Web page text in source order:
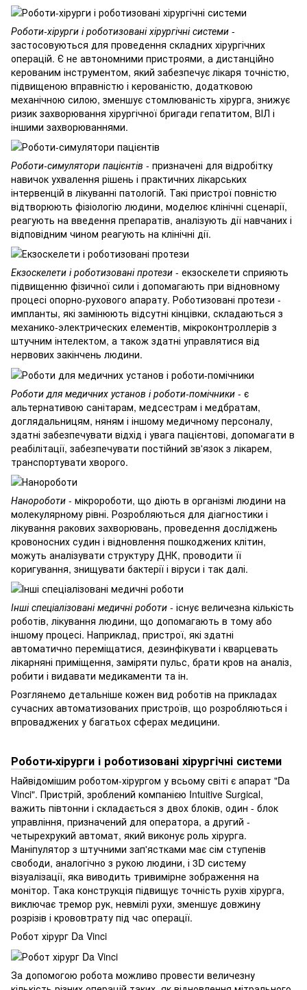
Роботи-хірурги і роботизовані хірургічні системи -
застосовуються для проведення складних хірургічних
операцій. Є не автономними пристроями, а дистанційно
керованим інструментом, який забезпечує лікаря точністю,
підвищеною вправністю і керованістю, додатковою
механічною силою, зменшує стомлюваність хірурга, знижує
ризик захворювання хірургічної бригади гепатитом, ВІЛ і
іншими захворюваннями.
Роботи-симулятори пацієнтів - призначені для відробітку
навичок ухвалення рішень і практичних лікарських
інтервенцій в лікуванні патологій. Такі пристрої повністю
відтворюють фізіологію людини, моделює клінічні сценарії,
реагують на введення препаратів, аналізують дії навчаних і
відповідним чином реагують на клінічні дії.
Екзоскелети і роботизовані протези - екзоскелети сприяють
підвищенню фізичної сили і допомагають при відновному
процесі опорно-рухового апарату. Роботизовані протези -
импланты, які замінюють відсутні кінцівки, складаються з
механико-электрических елементів, мікроконтроллерів з
штучним інтелектом, а також здатні управлятися від
нервових закінчень людини.
Роботи для медичних установ і роботи-помічники - є
альтернативою санітарам, медсестрам і медбратам,
доглядальницям, няням і іншому медичному персоналу,
здатні забезпечувати відхід і увага пацієнтові, допомагати в
реабілітації, забезпечувати постійний зв'язок з лікарем,
транспортувати хворого.
Нанороботи - мікророботи, що діють в організмі людини на
молекулярному рівні. Розробляються для діагностики і
лікування ракових захворювань, проведення досліджень
кровоносних судин і відновлення пошкоджених клітин,
можуть аналізувати структуру ДНК, проводити її
коригування, знищувати бактерії і віруси і так далі.
Інші спеціалізовані медичні роботи - існує величезна кількість
роботів, лікування людини, що допомагають в тому або
іншому процесі. Наприклад, пристрої, які здатні
автоматично переміщатися, дезинфікувати і кварцевать
лікарняні приміщення, заміряти пульс, брати кров на аналіз,
робити і видавати медикаменти та ін.
Розглянемо детальніше кожен вид роботів на прикладах
сучасних автоматизованих пристроїв, що розробляються і
впроваджених у багатьох сферах медицини.
Роботи-хірурги і роботизовані хірургічні системи
Найвідомішим роботом-хірургом у всьому світі є апарат "Da
Vinci". Пристрій, зроблений компанією Intuitive Surgical,
важить півтонни і складається з двох блоків, один - блок
управління, призначений для оператора, а другий -
четырехрукий автомат, який виконує роль хірурга.
Маніпулятор з штучними зап'ястками має сім ступенів
свободи, аналогічно з рукою людини, і 3D систему
візуалізації, яка виводить тривимірне зображення на
монітор. Така конструкція підвищує точність рухів хірурга,
виключає тремор рук, невмілі рухи, зменшує довжину
розрізів і крововтрату під час операції.
Робот хірург Da Vinci
За допомогою робота можливо провести величезну